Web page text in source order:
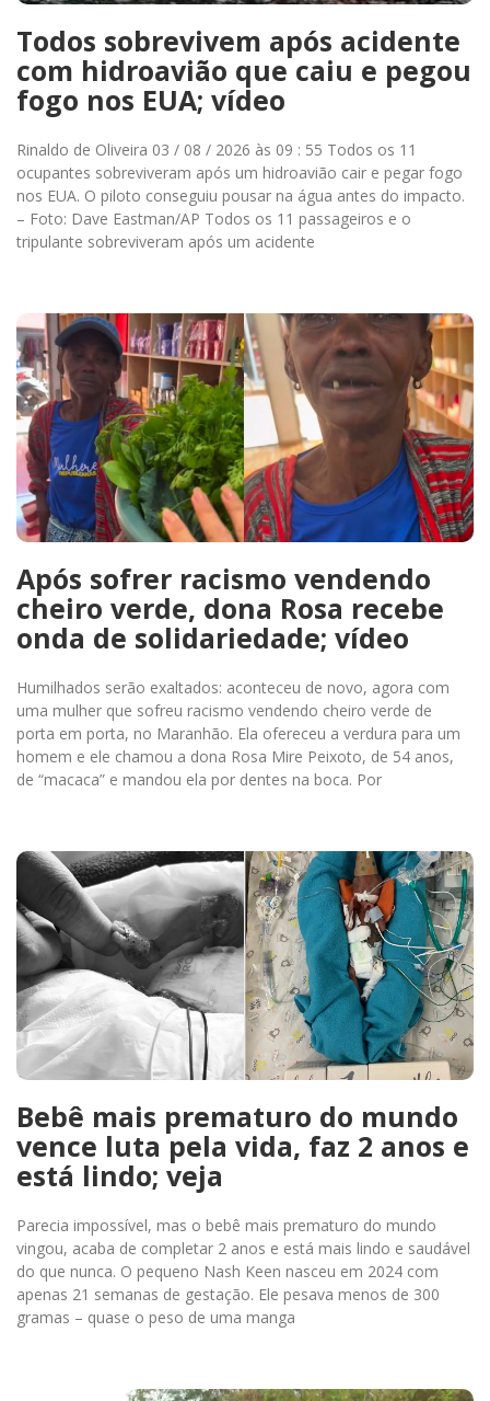
Todos sobrevivem após acidente
com hidroavião que caiu e pegou
fogo nos EUA; vídeo
Rinaldo de Oliveira 03 / 08 / 2026 às 09 : 55 Todos os 11
ocupantes sobreviveram após um hidroavião cair e pegar fogo
nos EUA. O piloto conseguiu pousar na água antes do impacto.
– Foto: Dave Eastman/AP Todos os 11 passageiros e o
tripulante sobreviveram após um acidente
Após sofrer racismo vendendo
cheiro verde, dona Rosa recebe
onda de solidariedade; vídeo
Humilhados serão exaltados: aconteceu de novo, agora com
uma mulher que sofreu racismo vendendo cheiro verde de
porta em porta, no Maranhão. Ela ofereceu a verdura para um
homem e ele chamou a dona Rosa Mire Peixoto, de 54 anos,
de “macaca” e mandou ela por dentes na boca. Por
Bebê mais prematuro do mundo
vence luta pela vida, faz 2 anos e
está lindo; veja
Parecia impossível, mas o bebê mais prematuro do mundo
vingou, acaba de completar 2 anos e está mais lindo e saudável
do que nunca. O pequeno Nash Keen nasceu em 2024 com
apenas 21 semanas de gestação. Ele pesava menos de 300
gramas – quase o peso de uma manga